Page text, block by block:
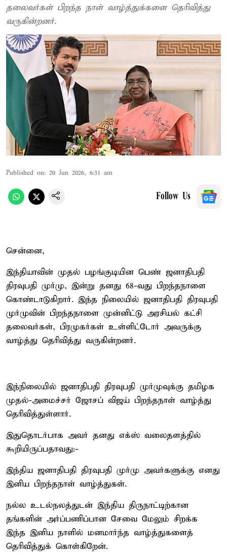
தலைவர்கள் பிறந்த நாள் வாழ்த்துக்களை தெரிவித்து
வருகின்றனர்.
Published on: 20 Jun 2026, 6:31 am
Follow Us
சென்னை,
இந்தியாவின் முதல் பழங்குடியின பெண் ஜனாதிபதி
திரவுபதி முர்மு, இன்று தனது 68-வது பிறந்தநாளை
கொண்டாடுகிறார். இந்த நிலையில் ஜனாதிபதி திரவுபதி
முர்முவின் பிறந்தநாளை முன்னிட்டு அரசியல் கட்சி
தலைவர்கள், பிரமுகர்கள் உள்ளிட்டோர் அவருக்கு
வாழ்த்து தெரிவித்து வருகின்றனர்.
இந்நிலையில் ஜனாதிபதி திரவுபதி முர்முவுக்கு தமிழக
முதல்-அமைச்சர் ஜோசப் விஜய் பிறந்தநாள் வாழ்த்து
தெரிவித்துள்ளார்.
இதுதொடர்பாக அவர் தனது எக்ஸ் வலைதளத்தில்
கூறியிருப்பதாவது:-
இந்திய ஜனாதிபதி திரவுபதி முர்மு அவர்களுக்கு எனது
இனிய பிறந்தநாள் வாழ்த்துகள்.
நல்ல உடல்நலத்துடன் இந்திய திருநாட்டிற்கான
தங்களின் அர்ப்பணிப்பான சேவை மேலும் சிறக்க
இந்த இனிய நாளில் மனமார்ந்த வாழ்த்துகளைத்
தெரிவித்துக் கொள்கிறேன்.